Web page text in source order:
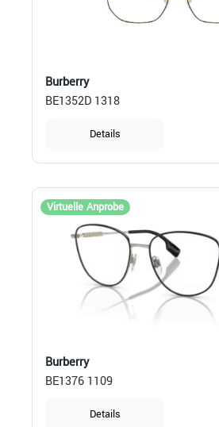
Burberry
BE1352D 1318
Details
Virtuelle Anprobe
Burberry
BE1376 1109
Details